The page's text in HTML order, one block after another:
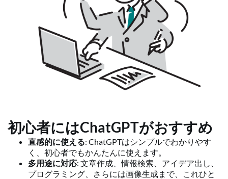
初心者にはChatGPTがおすすめ
直感的に使える: ChatGPTはシンプルでわかりやす
く、初心者でもかんたんに使えます。
多用途に対応: 文章作成、情報検索、アイデア出し、
プログラミング、さらには画像生成まで、これひと